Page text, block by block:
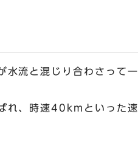
流と混じり合わさって
れ、時速40kmといった